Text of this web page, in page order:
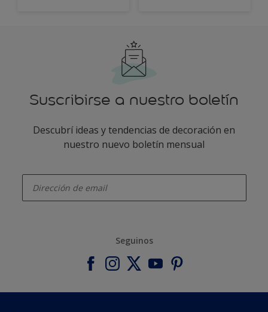
Suscribirse a nuestro boletín
Descubrí ideas y tendencias de decoración en
nuestro nuevo boletín mensual
Seguinos